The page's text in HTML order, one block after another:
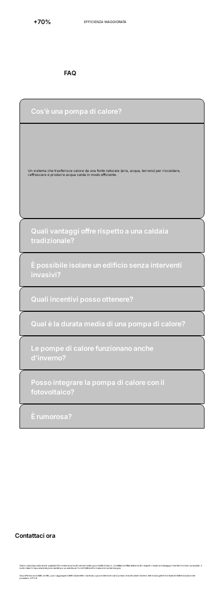
+70% EFFICIENZA MAGGIORATA
FAQ
Cos’è una pompa di calore?
Un sistema che trasferisce calore da una fonte naturale (aria, acqua, terreno) per riscaldare,
raffrescare e produrre acqua calda in modo efficiente.
Quali vantaggi offre rispetto a una caldaia
tradizionale?
È possibile isolare un edificio senza interventi
invasivi?
Quali incentivi posso ottenere?
Qual è la durata media di una pompa di calore?
Le pompe di calore funzionano anche
d’inverno?
Posso integrare la pompa di calore con il
fotovoltaico?
È rumorosa?
Contattaci ora
Siamo a tua disposizione per qualsiasi informazione sui nostri servizi e sulle opportunità di lavoro. Contattaci direttamente ai nostri recapiti o inviaci un messaggio tramite il modulo qui accanto. Il
nostro team ti risponderà nel più breve tempo possibile per fornirti tutte le informazioni di cui hai bisogno.
Se preferisci un contatto diretto, puoi raggiungerci telefonicamente o via email, oppure venire a trovarci presso la nostra sede. Saremo lieti di accoglierti e di illustrarti tutte le soluzioni che
possiamo offrirti.